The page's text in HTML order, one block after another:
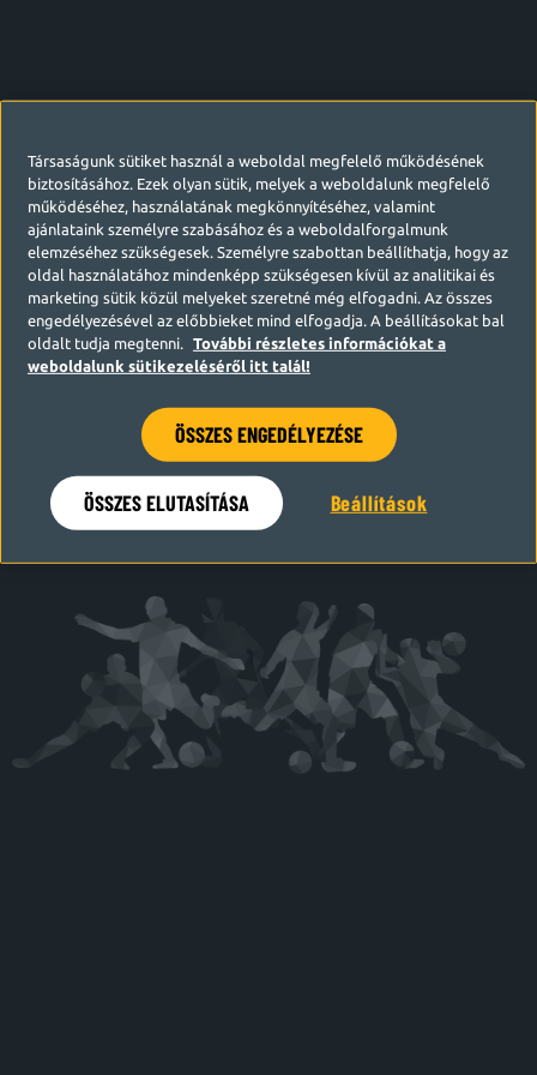
Hamarosan visszatérünk
Társaságunk sütiket használ a weboldal megfelelő működésének
biztosításához. Ezek olyan sütik, melyek a weboldalunk megfelelő
működéséhez, használatának megkönnyítéséhez, valamint
ajánlataink személyre szabásához és a weboldalforgalmunk
elemzéséhez szükségesek. Személyre szabottan beállíthatja, hogy az
oldal használatához mindenképp szükségesen kívül az analitikai és
marketing sütik közül melyeket szeretné még elfogadni. Az összes
engedélyezésével az előbbieket mind elfogadja. A beállításokat bal
oldalt tudja megtenni.
További részletes információkat a
weboldalunk sütikezeléséről itt talál!
ÖSSZES ENGEDÉLYEZÉSE
ÖSSZES ELUTASÍTÁSA Beállítások